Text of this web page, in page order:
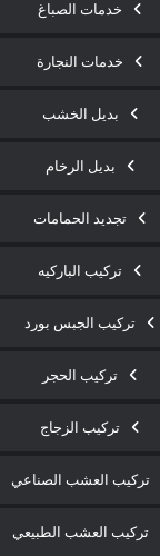
خدمات الصباغ
خدمات النجارة
بديل الخشب
بديل الرخام
تجديد الحمامات
تركيب الباركيه
تركيب الجبس بورد
تركيب الحجر
تركيب الزجاج
تركيب العشب الصناعي
تركيب العشب الطبيعي